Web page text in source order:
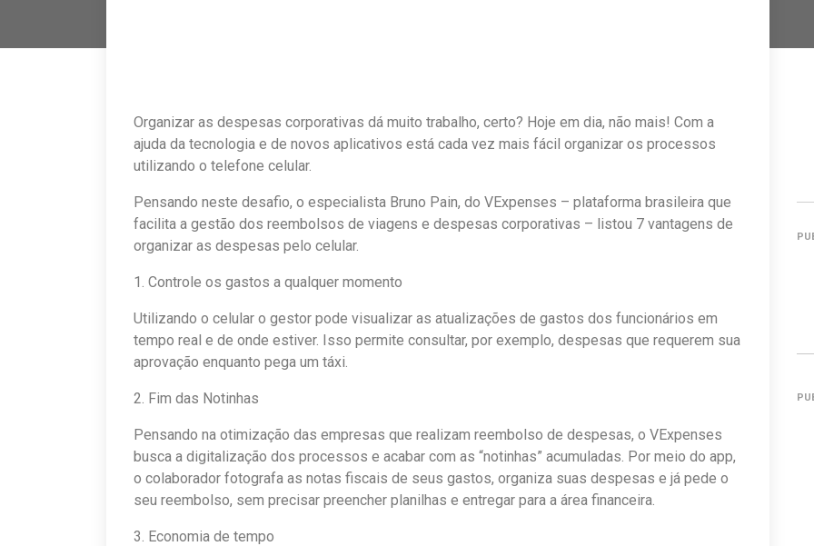
Organizar as despesas corporativas dá muito trabalho, certo? Hoje em dia, não mais! Com a
ajuda da tecnologia e de novos aplicativos está cada vez mais fácil organizar os processos
utilizando o telefone celular.
Pensando neste desafio, o especialista Bruno Pain, do VExpenses – plataforma brasileira que
facilita a gestão dos reembolsos de viagens e despesas corporativas – listou 7 vantagens de
organizar as despesas pelo celular.
1. Controle os gastos a qualquer momento
Utilizando o celular o gestor pode visualizar as atualizações de gastos dos funcionários em
tempo real e de onde estiver. Isso permite consultar, por exemplo, despesas que requerem sua
aprovação enquanto pega um táxi.
2. Fim das Notinhas
Pensando na otimização das empresas que realizam reembolso de despesas, o VExpenses
busca a digitalização dos processos e acabar com as “notinhas” acumuladas. Por meio do app,
o colaborador fotografa as notas fiscais de seus gastos, organiza suas despesas e já pede o
seu reembolso, sem precisar preencher planilhas e entregar para a área financeira.
3. Economia de tempo